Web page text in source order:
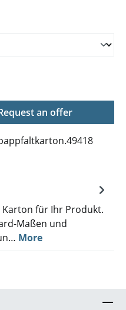
the desired
an offer
für Ihr Produkt.
Maßen und
More